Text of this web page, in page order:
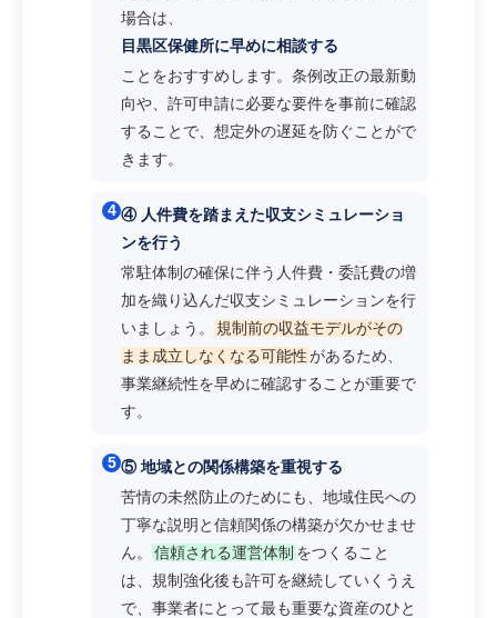
場合は、
目黒区保健所に早めに相談する
ことをおすすめします。条例改正の最新動
向や、許可申請に必要な要件を事前に確認
することで、想定外の遅延を防ぐことがで
きます。
4 ④ 人件費を踏まえた収支シミュレーショ
ンを行う
常駐体制の確保に伴う人件費・委託費の増
加を織り込んだ収支シミュレーションを行
いましょう。
規制前の収益モデルがその
まま成立しなくなる可能性があるため、
事業継続性を早めに確認することが重要で
す。
5 ⑤ 地域との関係構築を重視する
苦情の未然防止のためにも、地域住民への
丁寧な説明と信頼関係の構築が欠かせませ
ん。
信頼される運営体制 をつくること
は、規制強化後も許可を継続していくうえ
で、事業者にとって最も重要な資産のひと